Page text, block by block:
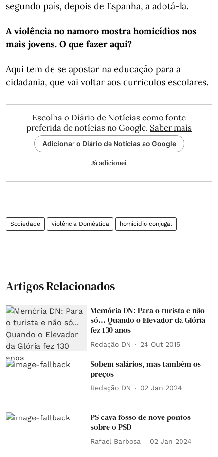
segundo país, depois de Espanha, a adotá-la.
A violência no namoro mostra homicídios nos
mais jovens. O que fazer aqui?
Aqui tem de se apostar na educação para a
cidadania, que vai voltar aos currículos escolares.
Escolha o Diário de Notícias como fonte
preferida de notícias no Google. Saber mais
Adicionar o Diário de Notícias ao Google
Já adicionei
Sociedade Violência Doméstica homicídio conjugal
Artigos Relacionados
Memória DN: Para o turista e não
só... Quando o Elevador da Glória
fez 130 anos
Redação DN 24 Out 2015
Sobem salários, mas também os
preços
Redação DN 02 Jan 2024
PS cava fosso de nove pontos
sobre o PSD
Rafael Barbosa 02 Jan 2024